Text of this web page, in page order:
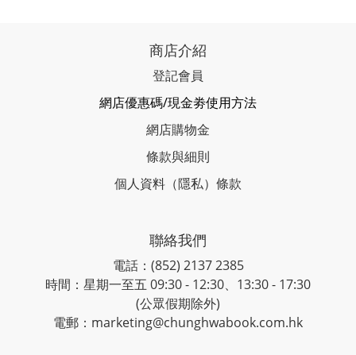
商店介紹
登記會員
網店優惠碼/現金劵使用方法
網店購物金
條款與細則
個人資料（隱私）條款
聯絡我們
電話：(852) 2137 2385
時間：星期一至五 09:30 - 12:30、13:30 - 17:30
(公眾假期除外)
電郵：marketing@chunghwabook.com.hk